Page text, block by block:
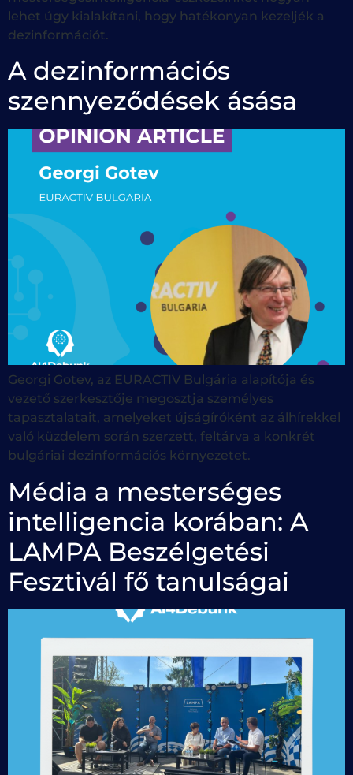
lehet úgy kialakítani, hogy hatékonyan kezeljék a
dezinformációt.
A dezinformációs
szennyeződések ásása
Georgi Gotev, az EURACTIV Bulgária alapítója és
vezető szerkesztője megosztja személyes
tapasztalatait, amelyeket újságíróként az álhírekkel
való küzdelem során szerzett, feltárva a konkrét
bulgáriai dezinformációs környezetet.
Média a mesterséges
intelligencia korában: A
LAMPA Beszélgetési
Fesztivál fő tanulságai